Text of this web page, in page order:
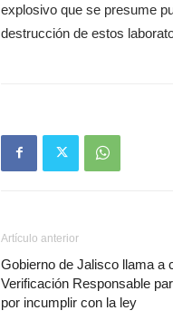
explosivo que se presume
destrucción de estos
Artículo anterior
Gobierno de Jalisco llama a
Verificación Responsable
por incumplir con la ley